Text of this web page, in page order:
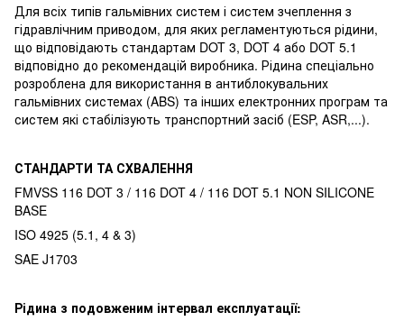
Для всіх типів гальмівних систем і систем зчеплення з
гідравлічним приводом, для яких регламентуються рідини,
що відповідають стандартам DOT 3, DOT 4 або DOT 5.1
відповідно до рекомендацій виробника. Рідина спеціально
розроблена для використання в антиблокувальних
гальмівних системах (ABS) та інших електронних програм та
систем які стабілізують транспортний засіб (ESP, ASR,...).
СТАНДАРТИ ТА СХВАЛЕННЯ
FMVSS 116 DOT 3 / 116 DOT 4 / 116 DOT 5.1 NON SILICONE
BASE
ISO 4925 (5.1, 4 & 3)
SAE J1703
Рідина з подовженим інтервал експлуатації: